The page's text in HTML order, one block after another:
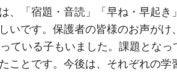
、「宿題・音読」「早ね・早起
いです。保護者の皆様のお声が
ている子もいました。課題とな
ことです。今後は、それぞれの